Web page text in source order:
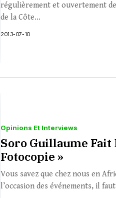
régulièrement et ouvertement
de la Côte...
2013-07-10
Opinions Et Interviews
Soro Guillaume Fait
Fotocopie »
Vous savez que chez nous en
l’occasion des événements, il